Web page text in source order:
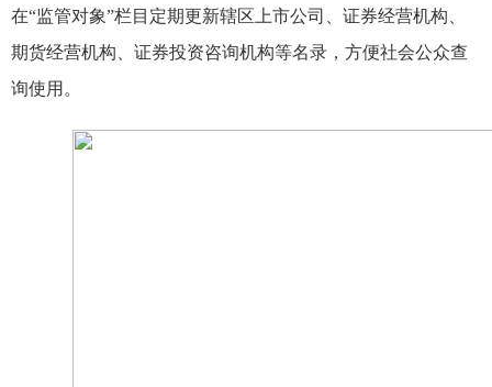
在“监管对象”栏目定期更新辖区上市公司、证券经营机构、
期货经营机构、证券投资咨询机构等名录，方便社会公众查
询使用。